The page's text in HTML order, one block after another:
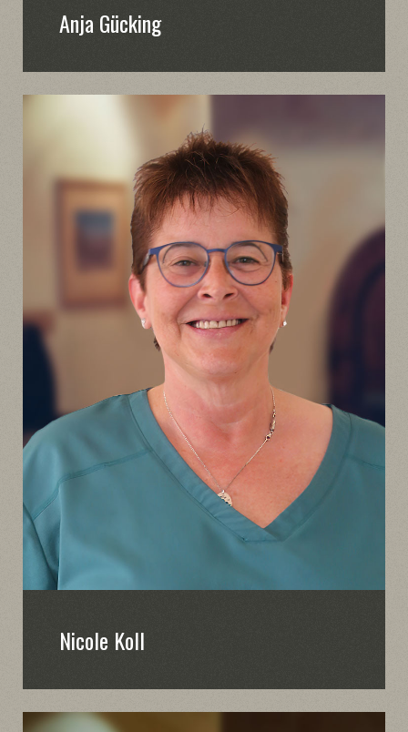
Anja Gücking
Nicole Koll